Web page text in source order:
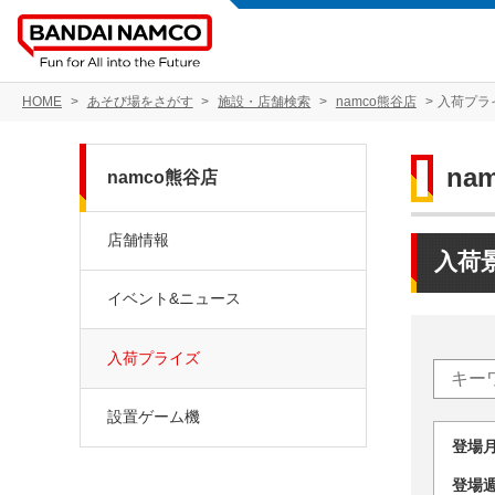
HOME あそび場をさがす 施設・店舗検索 namco熊谷店 入荷プラ
入荷
登
登
namco熊谷店
店舗情報
イベント&ニュース
入荷プライズ
設置ゲーム機